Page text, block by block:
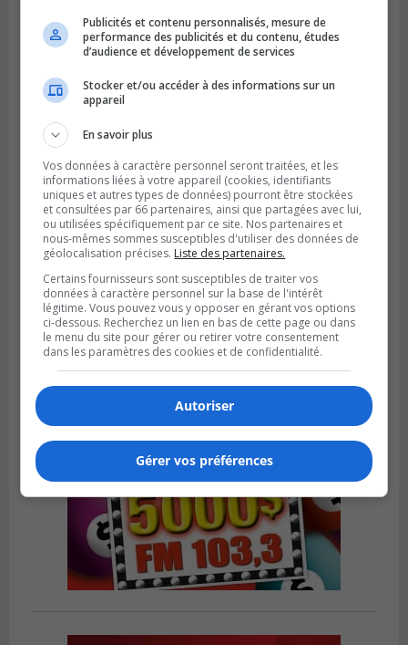
Climat Québec dévoile deux candidats
pour l’Agglomération
Publié le 6 juillet 2026 à 09h33
Longueuil conclue un contrat pour
valoriser des cendres d’incinération
Publicités et contenu personnalisés, mesure de
performance des publicités et du contenu, études
d’audience et développement de services
Stocker et/ou accéder à des informations sur un
appareil
En savoir plus
Vos données à caractère personnel seront traitées, et les
informations liées à votre appareil (cookies, identifiants
uniques et autres types de données) pourront être stockées
et consultées par 66 partenaires, ainsi que partagées avec lui,
ou utilisées spécifiquement par ce site. Nos partenaires et
nous-mêmes sommes susceptibles d'utiliser des données de
géolocalisation précises. Liste des partenaires.
Certains fournisseurs sont susceptibles de traiter vos
données à caractère personnel sur la base de l'intérêt
légitime. Vous pouvez vous y opposer en gérant vos options
ci-dessous. Recherchez un lien en bas de cette page ou dans
le menu du site pour gérer ou retirer votre consentement
dans les paramètres des cookies et de confidentialité.
Autoriser
Gérer vos préférences